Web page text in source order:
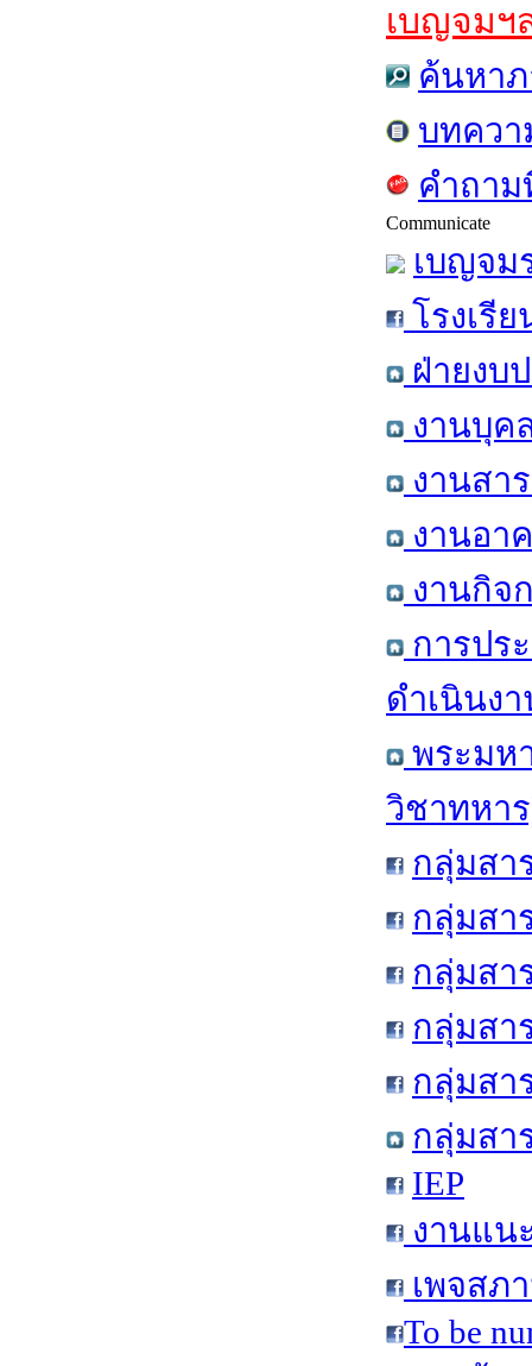
เบญจมฯ
ค้นหาภ
บทควา
คำถา
Communicate
เบญจม
โรงเรี
ฝ่ายงบ
งานบุค
งานสา
งานอา
งานกิจ
การปร
ดำเนินง
พระมห
วิชาทหา
กลุ่มสา
กลุ่มสา
กลุ่มสา
กลุ่มสา
กลุ่มสา
กลุ่มสา
IEP
งานแน
เพจสภ
To be